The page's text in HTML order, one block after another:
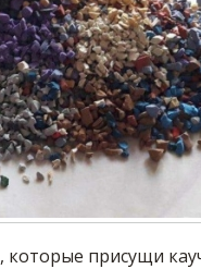
которые присущи